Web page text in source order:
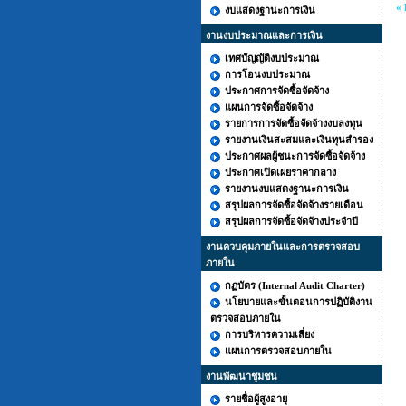
งบแสดงฐานะการเงิน
งานงบประมาณและการเงิน
เทศบัญญัติงบประมาณ
การโอนงบประมาณ
ประกาศการจัดซื้อจัดจ้าง
แผนการจัดซื้อจัดจ้าง
รายการการจัดซื้อจัดจ้างงบลงทุน
รายงานเงินสะสมและเงินทุนสำรอง
ประกาศผลผู้ชนะการจัดซื้อจัดจ้าง
ประกาศเปิดเผยราคากลาง
รายงานงบแสดงฐานะการเงิน
สรุปผลการจัดซื้อจัดจ้างรายเดือน
สรุปผลการจัดซื้อจัดจ้างประจำปี
งานควบคุมภายในและการตรวจสอบ
ภายใน
กฏบัตร (Internal Audit Charter)
นโยบายและขั้นตอนการปฏิบัติงาน
ตรวจสอบภายใน
การบริหารความเสี่ยง
แผนการตรวจสอบภายใน
งานพัฒนาชุมชน
รายชื่อผู้สูงอายุ
«